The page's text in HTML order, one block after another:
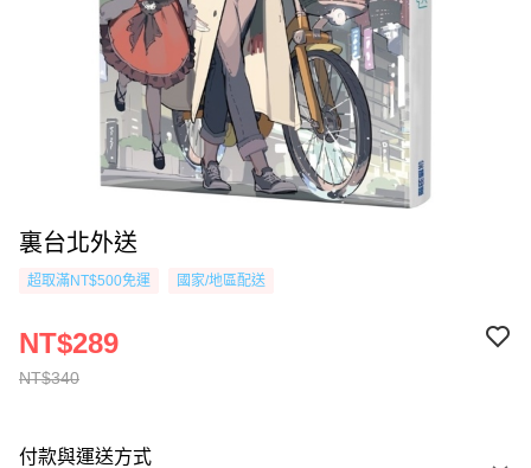
裏台北外送
超取滿NT$500免運 國家/地區配送
NT$340
NT$289
付款與運送方式